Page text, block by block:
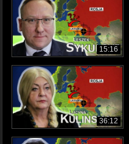
15:16
36:12